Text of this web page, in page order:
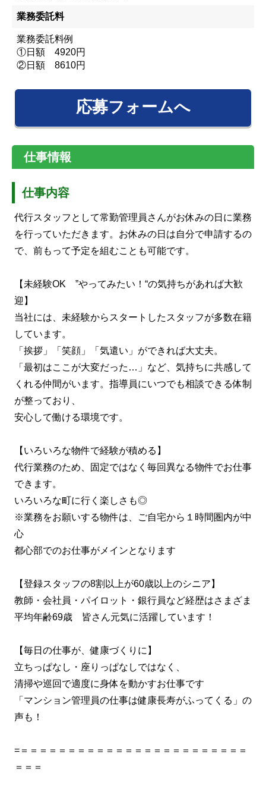
業務委託料
業務委託料例
①日額 4920円
②日額 8610円
応募フォームへ
仕事情報
仕事内容
代行スタッフとして常勤管理員さんがお休みの日に業務
を行っていただきます。お休みの日は自分で申請するの
で、前もって予定を組むことも可能です。
【未経験OK ”やってみたい！“の気持ちがあれば大歓
迎】
当社には、未経験からスタートしたスタッフが多数在籍
しています。
「挨拶」「笑顔」「気遣い」ができれば大丈夫。
「最初はここが大変だった…」など、気持ちに共感して
くれる仲間がいます。指導員にいつでも相談できる体制
が整っており、
安心して働ける環境です。
【いろいろな物件で経験が積める】
代行業務のため、固定ではなく毎回異なる物件でお仕事
できます。
いろいろな町に行く楽しさも◎
※業務をお願いする物件は、ご自宅から１時間圏内が中
心
都心部でのお仕事がメインとなります
【登録スタッフの8割以上が60歳以上のシニア】
教師・会社員・パイロット・銀行員など経歴はさまざま
平均年齢69歳 皆さん元気に活躍しています！
【毎日の仕事が、健康づくりに】
立ちっぱなし・座りっぱなしではなく、
清掃や巡回で適度に身体を動かすお仕事です
「マンション管理員の仕事は健康長寿がふってくる」の
声も！
=＝＝＝＝＝＝＝＝＝＝＝＝＝＝＝＝＝＝＝＝＝＝＝＝
＝＝＝